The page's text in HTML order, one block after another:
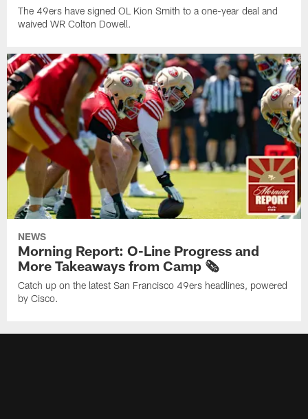
The 49ers have signed OL Kion Smith to a one-year deal and
waived WR Colton Dowell.
NEWS
Morning Report: O-Line Progress and
More Takeaways from Camp 🗞️
Catch up on the latest San Francisco 49ers headlines, powered
by Cisco.